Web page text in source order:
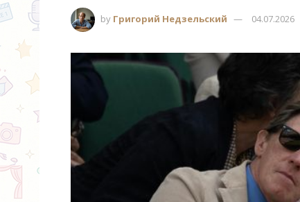
by Григорий Недзельский 04.07.2026